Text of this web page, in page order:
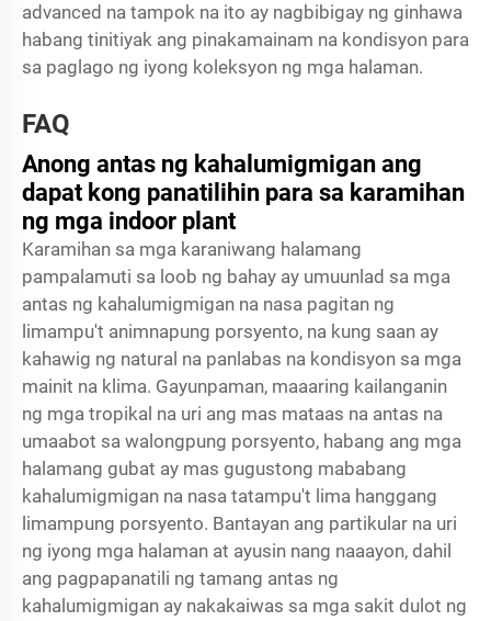
advanced na tampok na ito ay nagbibigay ng ginhawa
habang tinitiyak ang pinakamainam na kondisyon para
sa paglago ng iyong koleksyon ng mga halaman.
FAQ
Anong antas ng kahalumigmigan ang
dapat kong panatilihin para sa karamihan
ng mga indoor plant
Karamihan sa mga karaniwang halamang
pampalamuti sa loob ng bahay ay umuunlad sa mga
antas ng kahalumigmigan na nasa pagitan ng
limampu't animnapung porsyento, na kung saan ay
kahawig ng natural na panlabas na kondisyon sa mga
mainit na klima. Gayunpaman, maaaring kailanganin
ng mga tropikal na uri ang mas mataas na antas na
umaabot sa walongpung porsyento, habang ang mga
halamang gubat ay mas gugustong mababang
kahalumigmigan na nasa tatampu't lima hanggang
limampung porsyento. Bantayan ang partikular na uri
ng iyong mga halaman at ayusin nang naaayon, dahil
ang pagpapanatili ng tamang antas ng
kahalumigmigan ay nakakaiwas sa mga sakit dulot ng